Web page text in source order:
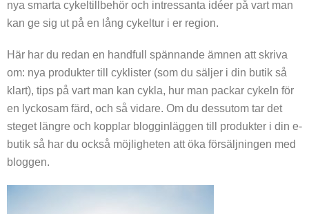
Modet och dess inverkan
Blog
Enkla efterrätter till grillkvällen
Fardiggjord mat ar det nagot att ha
Goda energibollar till fikat
Kontaktuppgifter
nya smarta cykeltillbehör och intressanta idéer på vart man
kan ge sig ut på en lång cykeltur i er region.
Här har du redan en handfull spännande ämnen att skriva
om: nya produkter till cyklister (som du säljer i din butik så
klart), tips på vart man kan cykla, hur man packar cykeln för
en lyckosam färd, och så vidare. Om du dessutom tar det
steget längre och kopplar blogginläggen till produkter i din e-
butik så har du också möjligheten att öka försäljningen med
bloggen.